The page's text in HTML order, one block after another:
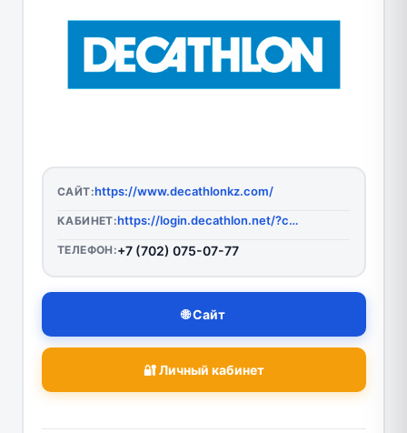
САЙТ:https://www.decathlonkz.com/
КАБИНЕТ: https://login.decathlon.net/?client_id=4c0b8836-b3f6-4942-958c-09dfb1925eb0&ui_locales=ru_RU
ТЕЛЕФОН:+7 (702) 075-07-77
🌐 Сайт
🔐 Личный кабинет